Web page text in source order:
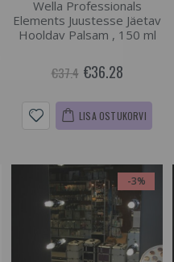
Wella Professionals
Elements Juustesse Jäetav
Hooldav Palsam , 150 ml
€37.4 €36.28
LISA OSTUKORVI
-3%